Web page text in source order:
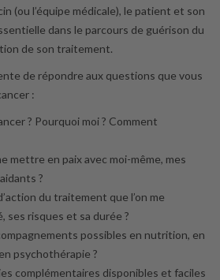
(ou l’équipe médicale), le patient et son
dans le parcours de guérison du
de son traitement.
de répondre aux questions que vous
:
? Pourquoi moi ? Comment
mettre en paix avec moi-même, mes
?
du traitement que l’on me
ses risques et sa durée ?
possibles en nutrition, en
psychothérapie ?
complémentaires disponibles et faciles